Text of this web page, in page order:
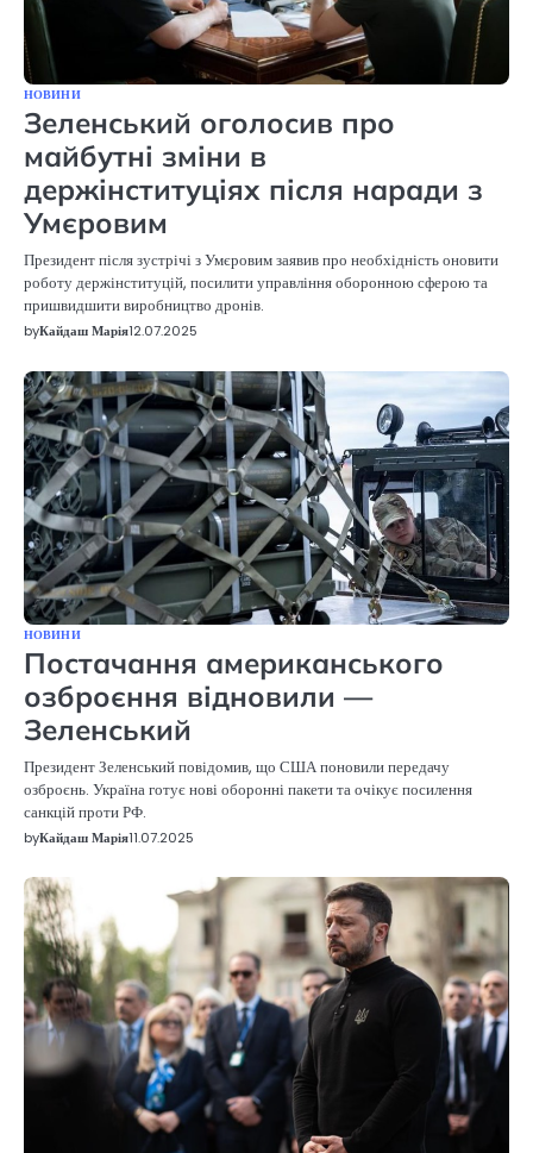
НОВИНИ
Зеленський оголосив про
майбутні зміни в
держінституціях після наради з
Умєровим
Президент після зустрічі з Умєровим заявив про необхідність оновити
роботу держінституцій, посилити управління оборонною сферою та
пришвидшити виробництво дронів.
byКайдаш Марія12.07.2025
НОВИНИ
Постачання американського
озброєння відновили —
Зеленський
Президент Зеленський повідомив, що США поновили передачу
озброєнь. Україна готує нові оборонні пакети та очікує посилення
санкцій проти РФ.
byКайдаш Марія11.07.2025